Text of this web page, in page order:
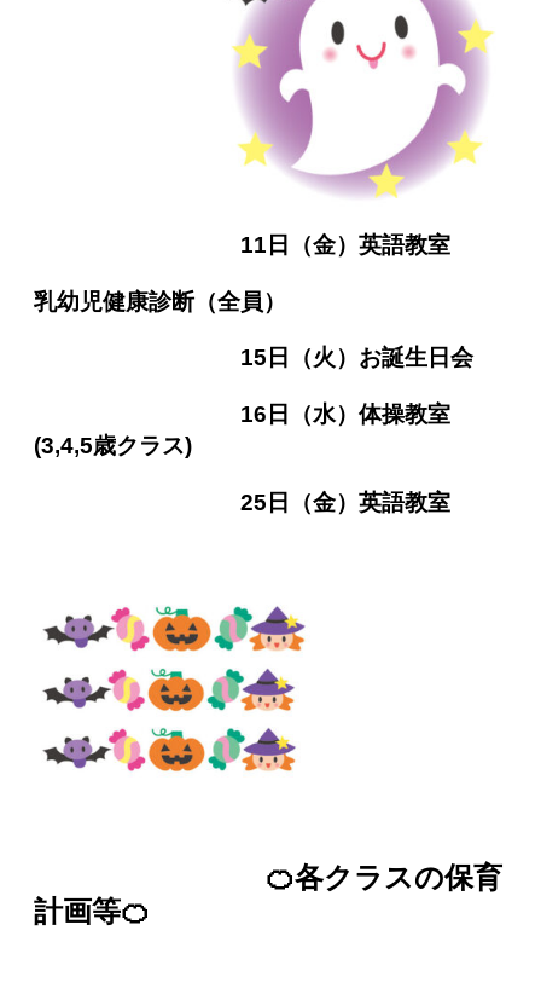
11日（金） 英語教室
乳幼児健康診断（全員）
15日（火）お誕生日会
16日（水） 体操教室
(3,4,5歳クラス)
25日（金）英語教室
🍊各クラスの保育
計画等🍊